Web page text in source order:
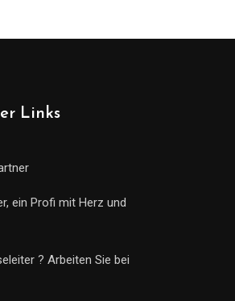
Links
ein Profi mit Herz und
? Arbeiten Sie bei